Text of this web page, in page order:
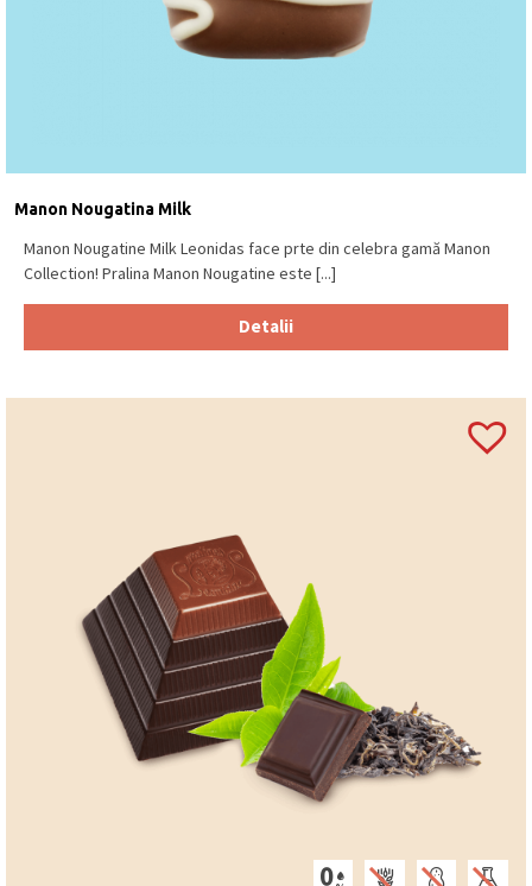
Manon Nougatina Milk
Manon Nougatine Milk Leonidas face prte din celebra gamă Manon
Collection! Pralina Manon Nougatine este [...]
Detalii